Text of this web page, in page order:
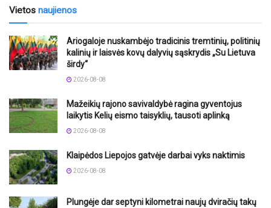
Vietos naujienos
Ariogaloje nuskambėjo tradicinis tremtinių, politinių
kalinių ir laisvės kovų dalyvių sąskrydis „Su Lietuva
širdy“
2026-08-08
Mažeikių rajono savivaldybė ragina gyventojus
laikytis Kelių eismo taisyklių, tausoti aplinką
2026-08-08
Klaipėdos Liepojos gatvėje darbai vyks naktimis
2026-08-08
Plungėje dar septyni kilometrai naujų dviračių takų